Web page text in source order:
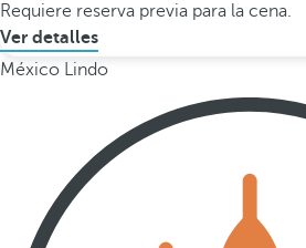
Requiere reserva previa para la cena.
Ver detalles
México Lindo